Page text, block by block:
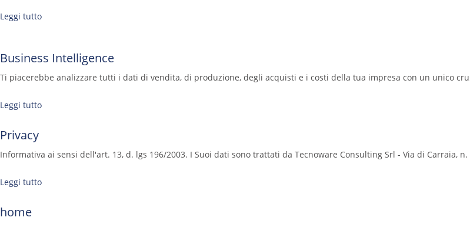
Leggi tutto
Business Intelligence
Ti piacerebbe analizzare tutti i dati di vendita, di produzione, degli acquisti e i costi della tua impresa con un unico
Leggi tutto
Privacy
Informativa ai sensi dell'art. 13, d. lgs 196/2003. I Suoi dati sono trattati da Tecnoware Consulting Srl - Via di Carraia,
Leggi tutto
home